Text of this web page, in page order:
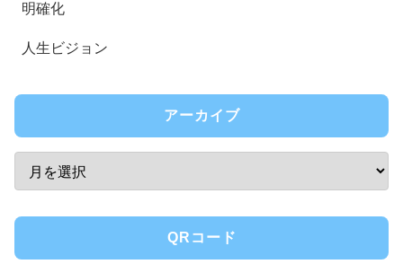
明確化
人生ビジョン
アーカイブ
QRコード